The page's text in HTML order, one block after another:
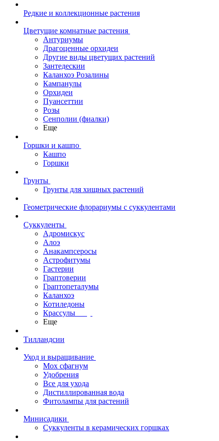
Редкие и коллекционные растения
Цветущие комнатные растения
Антуриумы
Драгоценные орхидеи
Другие виды цветущих растений
Зантедескии
Каланхоэ Розалины
Кампанулы
Орхидеи
Пуансеттии
Розы
Сенполии (фиалки)
Еще
Горшки и кашпо
Кашпо
Горшки
Грунты
Грунты для хищных растений
Геометрические флорариумы с суккулентами
Суккуленты
Адромискус
Алоэ
Анакампсеросы
Астрофитумы
Гастерии
Граптоверии
Граптопеталумы
Каланхоэ
Котиледоны
Крассулы
Еще
Тилландсии
Уход и выращивание
Мох сфагнум
Удобрения
Все для ухода
Дистиллированная вода
Фитолампы для растений
Минисадики
Суккуленты в керамических горшках